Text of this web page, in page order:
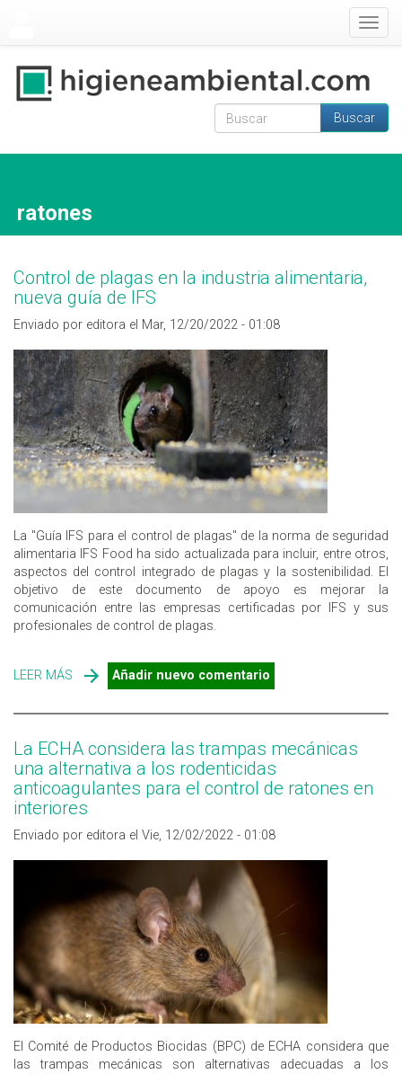
Formulario de
Buscar
ratones
Control de plagas en la industria alimentaria,
nueva guía de IFS
Enviado por editora el Mar, 12/20/2022 - 01:08
La "Guía IFS para el control de plagas" de la norma de seguridad
alimentaria IFS Food ha sido actualizada para incluir, entre otros,
aspectos del control integrado de plagas y la sostenibilidad. El
objetivo de este documento de apoyo es mejorar la
comunicación entre las empresas certificadas por IFS y sus
profesionales de control de plagas.
LEER MÁS SOBRE CONTROL DE PLAGAS EN LA INDUSTRIA
ALIMENTARIA, NUEVA GUÍA DE IFS
Añadir nuevo comentario
La ECHA considera las trampas mecánicas
una alternativa a los rodenticidas
anticoagulantes para el control de ratones en
interiores
Enviado por editora el Vie, 12/02/2022 - 01:08
El Comité de Productos Biocidas (BPC) de ECHA considera que
las trampas mecánicas son alternativas adecuadas a los